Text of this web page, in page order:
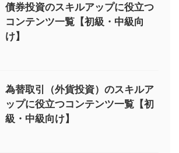
債券投資のスキルアップに役立つ
コンテンツ一覧【初級・中級向
け】
為替取引（外貨投資）のスキルア
ップに役立つコンテンツ一覧【初
級・中級向け】